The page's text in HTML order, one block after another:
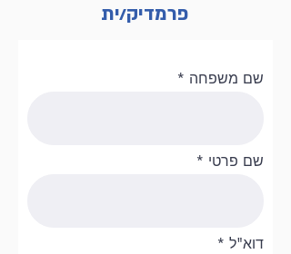
פרמדיק/ית
שם משפחה
שם פרטי
דוא"ל